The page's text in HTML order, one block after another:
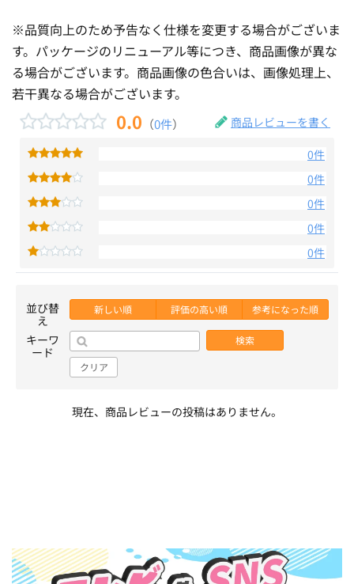
※品質向上のため予告なく仕様を変更する場合がございま
す。パッケージのリニューアル等につき、商品画像が異な
る場合がございます。商品画像の色合いは、画像処理上、
若干異なる場合がございます。
0.0 （0件） 商品レビューを書く
0件
0件
0件
0件
0件
並び替
え
新しい順 評価の高い順 参考になった順
キーワ
ード
検索
クリア
現在、商品レビューの投稿はありません。